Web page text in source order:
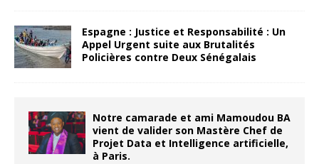
Espagne : Justice et Responsabilité : Un
Appel Urgent suite aux Brutalités
Policières contre Deux Sénégalais
Notre camarade et ami Mamoudou BA
vient de valider son Mastère Chef de
Projet Data et Intelligence artificielle,
à Paris.